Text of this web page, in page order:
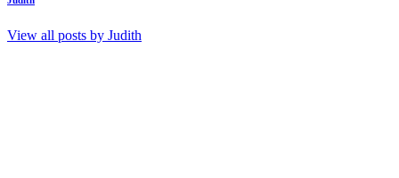
View all posts by Judith